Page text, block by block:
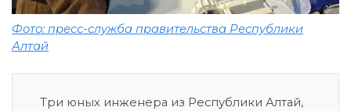
Фото: пресс-служба правительства Республики
Алтай
Три юных инженера из Республики Алтай,